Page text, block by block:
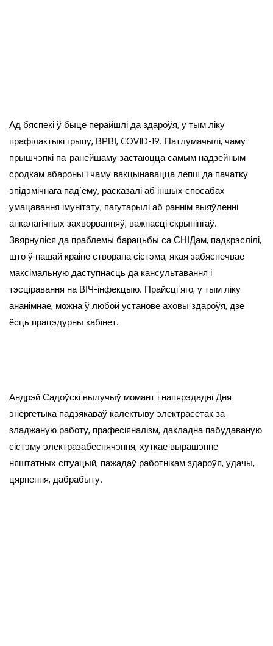
Ад бяспекі ў быце перайшлі да здароўя, у тым ліку
прафілактыкі грыпу, ВРВІ, COVID-19. Патлумачылі, чаму
прышчэпкі па-ранейшаму застаюцца самым надзейным
сродкам абароны і чаму вакцынавацца лепш да пачатку
эпідэмічнага пад’ёму, расказалі аб іншых спосабах
умацавання імунітэту, пагутарылі аб раннім выяўленні
анкалагічных захворванняў, важнасці скрынінгаў.
Звярнуліся да праблемы барацьбы са СНІДам, падкрэслілі,
што ў нашай краіне створана сістэма, якая забяспечвае
максімальную даступнасць да кансультавання і
тэсціравання на ВІЧ-інфекцыю. Прайсці яго, у тым ліку
ананімнае, можна ў любой установе аховы здароўя, дзе
ёсць працэдурны кабінет.
Андрэй Садоўскі вылучыў момант і напярэдадні Дня
энергетыка падзякаваў калектыву электрасетак за
зладжаную работу, прафесіяналізм, дакладна пабудаваную
сістэму электразабеспячэння, хуткае вырашэнне
няштатных сітуацый, пажадаў работнікам здароўя, удачы,
цярпення, дабрабыту.